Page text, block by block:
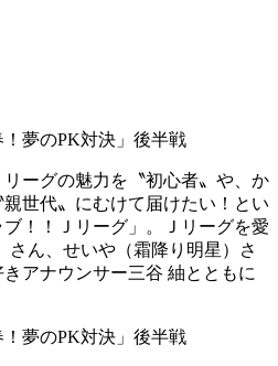
夢のPK対決」後半戦
ーグの魅力を〝初心者〟や、か
世代〟にむけて届けたい！とい
！！Ｊリーグ」。Ｊリーグを愛
ん、せいや（霜降り明星）さ
アナウンサー三谷 紬とともに
夢のPK対決」後半戦